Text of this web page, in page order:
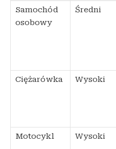
Samochód
osobowy
Średni
Ciężarówka
Wysoki
Motocykl
Wysoki